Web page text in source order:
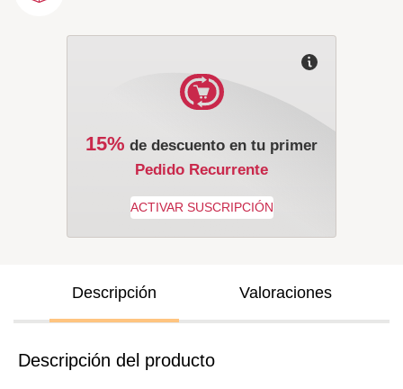
15% de descuento en tu primer
Pedido Recurrente
Descripción Valoraciones
Descripción del producto